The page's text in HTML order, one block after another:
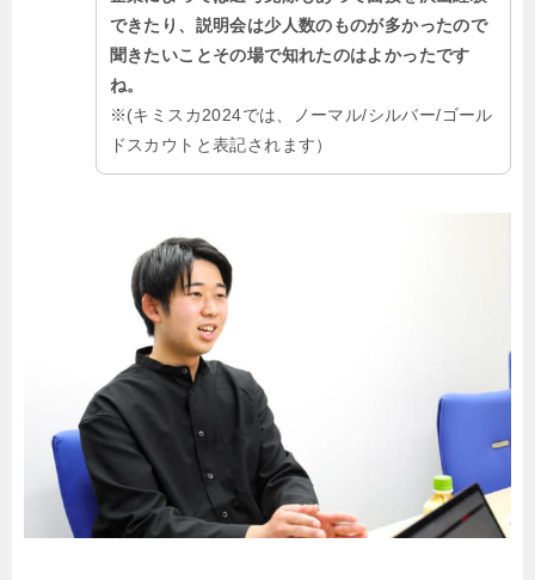
できたり、説明会は少人数のものが多かったので
聞きたいことその場で知れたのはよかったです
ね。
※(キミスカ2024では、ノーマル/シルバー/ゴール
ドスカウトと表記されます）